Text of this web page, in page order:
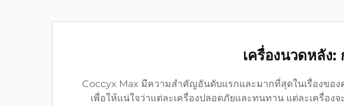
เครื่องนวดหลัง
Coccyx Max มีความสำคัญอันดับแรกและมากที่สุดในเรื่องขอ
เพื่อให้แน่ใจว่าแต่ละเครื่องปลอดภัยและทนทาน แต่ละเครื่อ